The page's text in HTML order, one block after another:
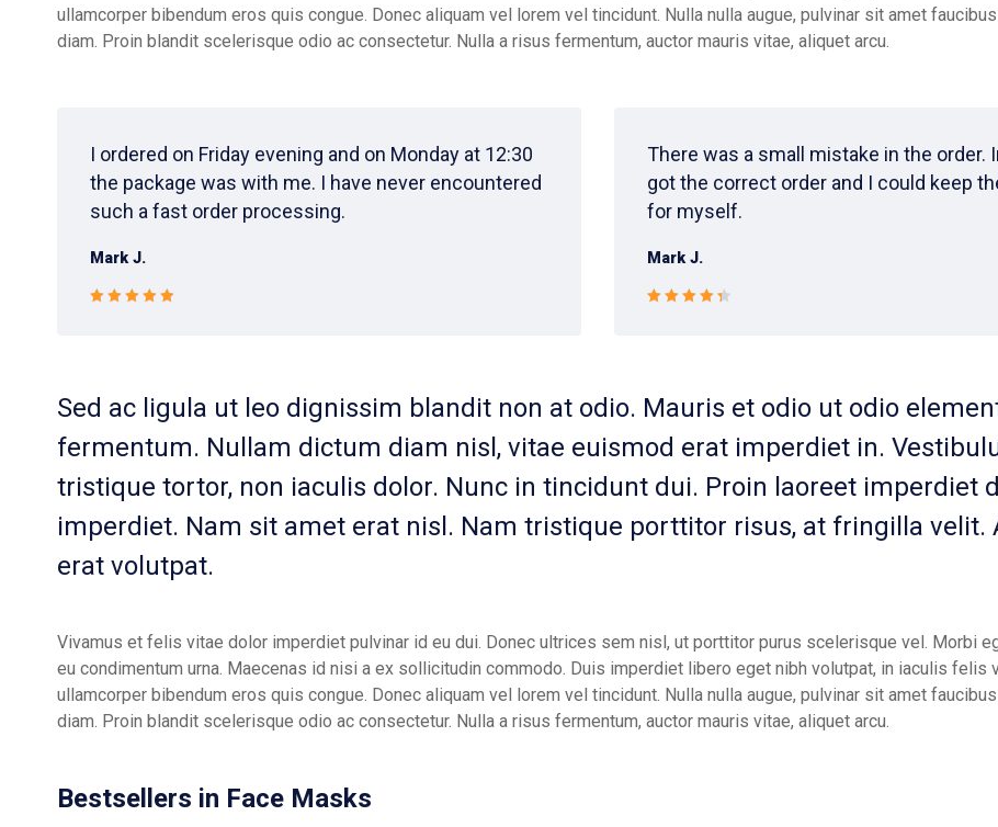
ullamcorper bibendum eros quis congue. Donec aliquam vel lorem vel tincidunt. Nulla nulla augue, pulvinar sit amet
diam. Proin blandit scelerisque odio ac consectetur. Nulla a risus fermentum, auctor mauris vitae, aliquet arcu.
I ordered on Friday evening and on Monday at 12:30
the package was with me. I have never encountered
such a fast order processing.
Mark J.
There was a small mistake in the order.
got the correct order and I could keep
for myself.
Mark J.
Sed ac ligula ut leo dignissim blandit non at odio. Mauris et odio ut odio
fermentum. Nullam dictum diam nisl, vitae euismod erat imperdiet in.
tristique tortor, non iaculis dolor. Nunc in tincidunt dui. Proin laoreet imperdiet
imperdiet. Nam sit amet erat nisl. Nam tristique porttitor risus, at fringilla velit.
erat volutpat.
Vivamus et felis vitae dolor imperdiet pulvinar id eu dui. Donec ultrices sem nisl, ut porttitor purus scelerisque vel. Morbi
eu condimentum urna. Maecenas id nisi a ex sollicitudin commodo. Duis imperdiet libero eget nibh volutpat, in iaculis felis
ullamcorper bibendum eros quis congue. Donec aliquam vel lorem vel tincidunt. Nulla nulla augue, pulvinar sit amet
diam. Proin blandit scelerisque odio ac consectetur. Nulla a risus fermentum, auctor mauris vitae, aliquet arcu.
Bestsellers in Face Masks